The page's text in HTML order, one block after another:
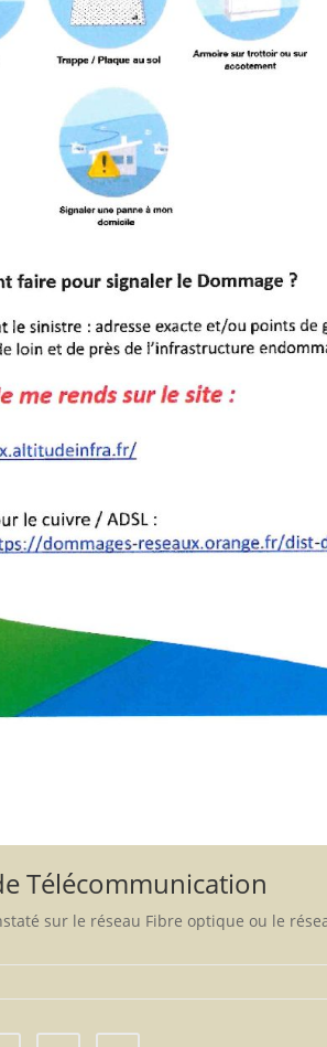
Télécommunication
sur le réseau Fibre optique ou le